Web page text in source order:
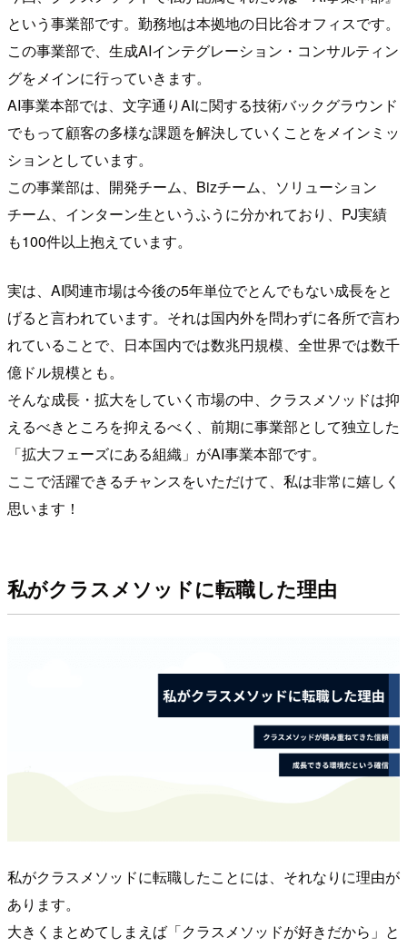
という事業部です。勤務地は本拠地の日比谷オフィスです。
この事業部で、生成AIインテグレーション・コンサルティン
グをメインに行っていきます。
AI事業本部では、文字通りAIに関する技術バックグラウンド
でもって顧客の多様な課題を解決していくことをメインミッ
ションとしています。
この事業部は、開発チーム、Bizチーム、ソリューション
チーム、インターン生というふうに分かれており、PJ実績
も100件以上抱えています。
実は、AI関連市場は今後の5年単位でとんでもない成長をと
げると言われています。それは国内外を問わずに各所で言わ
れていることで、日本国内では数兆円規模、全世界では数千
億ドル規模とも。
そんな成長・拡大をしていく市場の中、クラスメソッドは抑
えるべきところを抑えるべく、前期に事業部として独立した
「拡大フェーズにある組織」がAI事業本部です。
ここで活躍できるチャンスをいただけて、私は非常に嬉しく
思います！
私がクラスメソッドに転職した理由
私がクラスメソッドに転職したことには、それなりに理由が
あります。
大きくまとめてしまえば「クラスメソッドが好きだから」と